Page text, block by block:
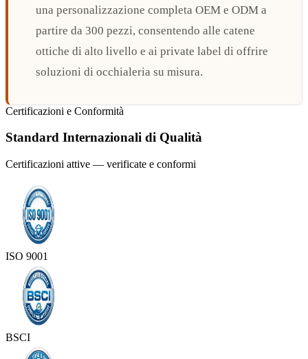
una personalizzazione completa OEM e ODM a
partire da 300 pezzi, consentendo alle catene
ottiche di alto livello e ai private label di offrire
soluzioni di occhialeria su misura.
Certificazioni e Conformità
Standard Internazionali di Qualità
Certificazioni attive — verificate e conformi
ISO 9001
BSCI